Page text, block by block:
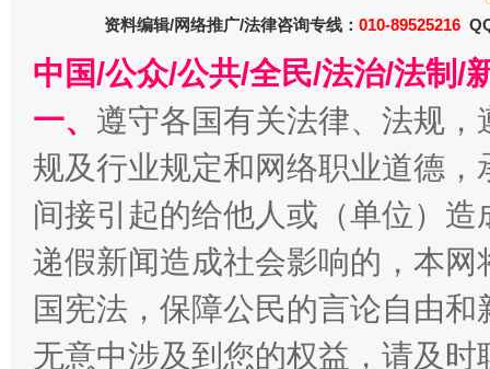
资料编辑/网络推广/法律咨询专线： 010-89525216
中国/公众/公共/全民/法治/法制/
一、 遵守各国有关法律、法规
规及行业规定和网络职业道德
间接引起的给他人或（单位）
递假新闻造成社会影响的，本
国宪法，保障公民的言论自由
无意中涉及到您的权益，请及